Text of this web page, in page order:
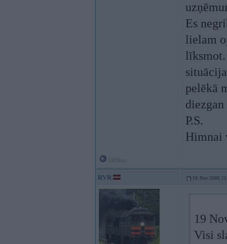
Es
lielam
līksmot.
pelēkā
P.S.
Himnai
RVR 19. Nov 2009,
19
Visi